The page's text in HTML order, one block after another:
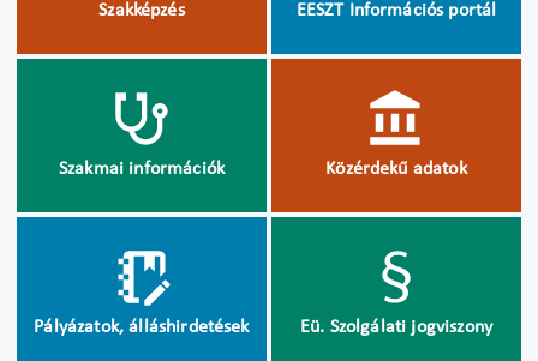
Szakképzés EESZT Információs portál
Szakmai információk Közérdekű adatok
Pályázatok, álláshirdetések Eü. Szolgálati jogviszony